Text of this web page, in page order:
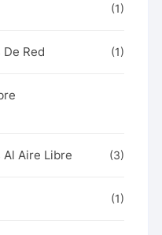
(1)
Red (1)
Aire Libre (3)
(1)